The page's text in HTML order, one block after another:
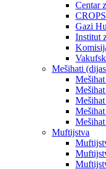
Centar
Gazi
Institut
Mešihati
Muftijstva